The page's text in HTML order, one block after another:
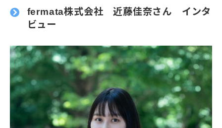
fermata株式会社 近藤佳奈さん インタ
ビュー